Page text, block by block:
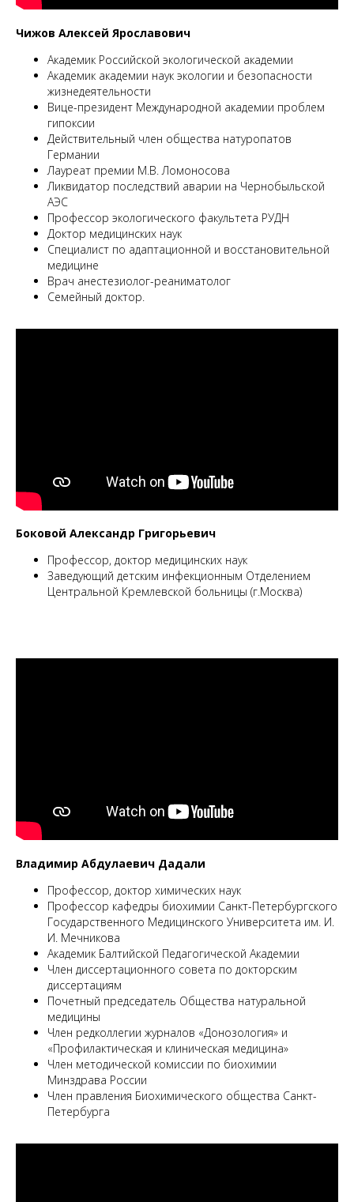
Чижов Алексей Ярославович
Академик Российской экологической академии
Академик академии наук экологии и безопасности
жизнедеятельности
Вице-президент Международной академии проблем
гипоксии
Действительный член общества натуропатов
Германии
Лауреат премии М.В. Ломоносова
Ликвидатор последствий аварии на Чернобыльской
АЭС
Профессор экологического факультета РУДН
Доктор медицинских наук
Специалист по адаптационной и восстановительной
медицине
Врач анестезиолог-реаниматолог
Семейный доктор.
Боковой Александр Григорьевич
Профессор, доктор медицинских наук
Заведующий детским инфекционным Отделением
Центральной Кремлевской больницы (г.Москва)
Владимир Абдулаевич Дадали
Профессор, доктор химических наук
Профессор кафедры биохимии Санкт-Петербургского
Государственного Медицинского Университета им. И.
И. Мечникова
Академик Балтийской Педагогической Академии
Член диссертационного совета по докторским
диссертациям
Почетный председатель Общества натуральной
медицины
Член редколлегии журналов «Донозология» и
«Профилактическая и клиническая медицина»
Член методической комиссии по биохимии
Минздрава России
Член правления Биохимического общества Санкт-
Петербурга